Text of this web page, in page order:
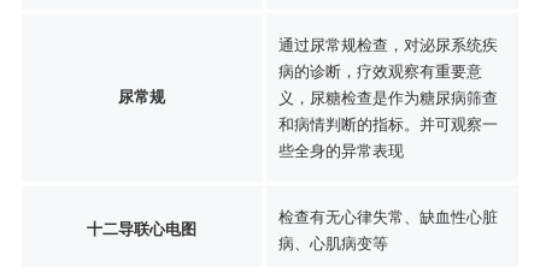
尿常规
通过尿常规检查，对泌尿系统疾
病的诊断，疗效观察有重要意
义，尿糖检查是作为糖尿病筛查
和病情判断的指标。并可观察一
些全身的异常表现
十二导联心电图
检查有无心律失常、缺血性心脏
病、心肌病变等